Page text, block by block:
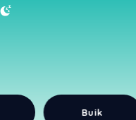
Buik